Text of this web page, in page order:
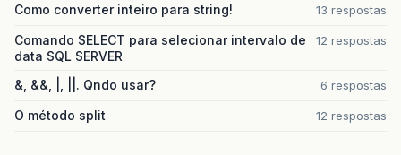
Como converter inteiro para string! 13 respostas
Comando SELECT para selecionar intervalo de
data SQL SERVER
12 respostas
&, &&, |, ||. Qndo usar? 6 respostas
O método split 12 respostas